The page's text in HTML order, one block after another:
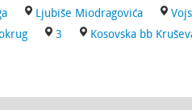
Ljubiše Miodragovića
3 Kosovska bb